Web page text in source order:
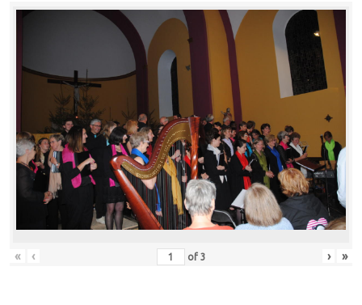
« ‹ of 3 › »